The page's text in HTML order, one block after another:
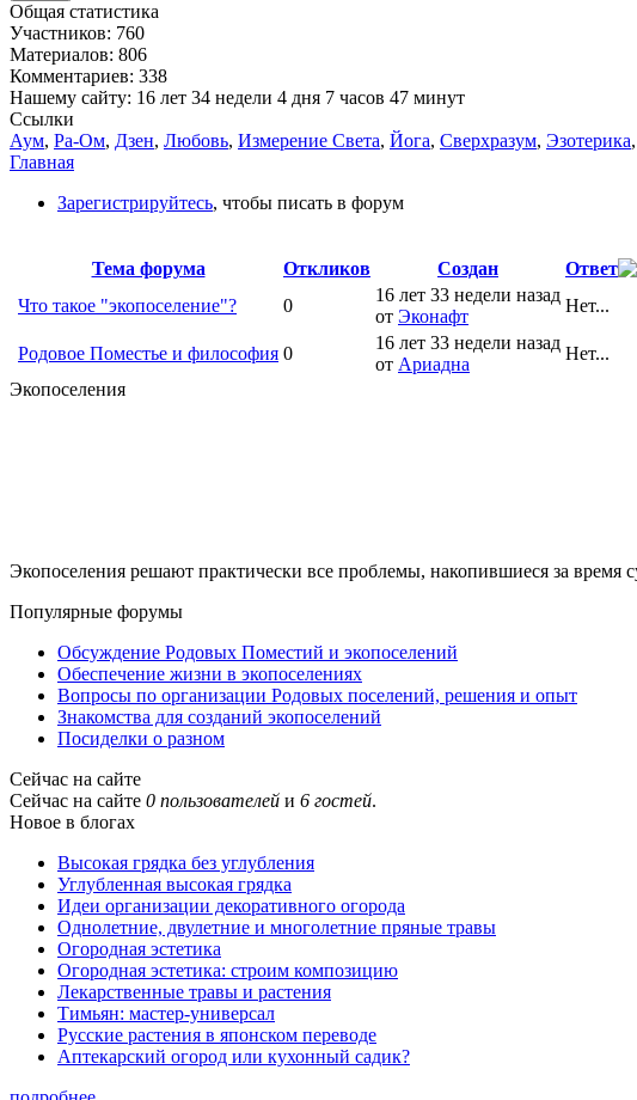
Общая статистика
Участников: 760
Материалов: 806
Комментариев: 338
Нашему сайту: 16 лет 34 недели 4 дня 7 часов 47 минут
Ссылки
Аум, Ра-Ом, Дзен, Любовь, Измерение Света, Йога, Сверхразум, Эзотерика,
Главная
Зарегистрируйтесь, чтобы писать в форум
Тема форума Откликов Создан
Ответ
Что такое "экопоселение"?
0
16 лет 33 недели назад
от Эконафт
Нет...
Родовое Поместье и философия 0
16 лет 33 недели назад
от Ариадна
Нет...
Экопоселения
Экопоселения решают практически все проблемы, накопившиеся за время
Популярные форумы
Обсуждение Родовых Поместий и экопоселений
Обеспечение жизни в экопоселениях
Вопросы по организации Родовых поселений, решения и опыт
Знакомства для созданий экопоселений
Посиделки о разном
Сейчас на сайте
Сейчас на сайте 0 пользователей и 6 гостей.
Новое в блогах
Высокая грядка без углубления
Углубленная высокая грядка
Идеи организации декоративного огорода
Однолетние, двулетние и многолетние пряные травы
Огородная эстетика
Огородная эстетика: строим композицию
Лекарственные травы и растения
Тимьян: мастер-универсал
Русские растения в японском переводе
Аптекарский огород или кухонный садик?